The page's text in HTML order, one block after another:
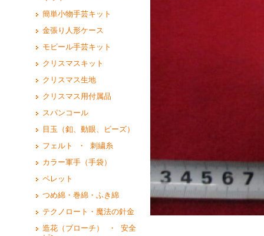
簡単小物手芸キット
金張り人形ケース
モビール手芸キット
クリスマスキット
クリスマス生地
クリスマス用付属品
スパンコール
目玉（釦、動眼、ビーズ）
フェルト ・ 刺繍糸
カラー軍手（手袋）
ペレット
つめ綿・巻綿・ふき綿
テクノロート・魔法の針金
造花（ブローチ） ・ 安全